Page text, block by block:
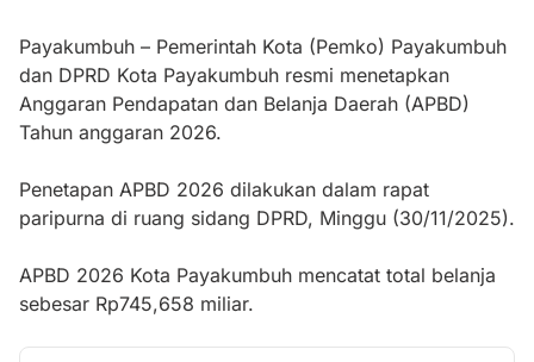
Payakumbuh – Pemerintah Kota (Pemko) Payakumbuh
dan DPRD Kota Payakumbuh resmi menetapkan
Anggaran Pendapatan dan Belanja Daerah (APBD)
Tahun anggaran 2026.
Penetapan APBD 2026 dilakukan dalam rapat
paripurna di ruang sidang DPRD, Minggu (30/11/2025).
APBD 2026 Kota Payakumbuh mencatat total belanja
sebesar Rp745,658 miliar.